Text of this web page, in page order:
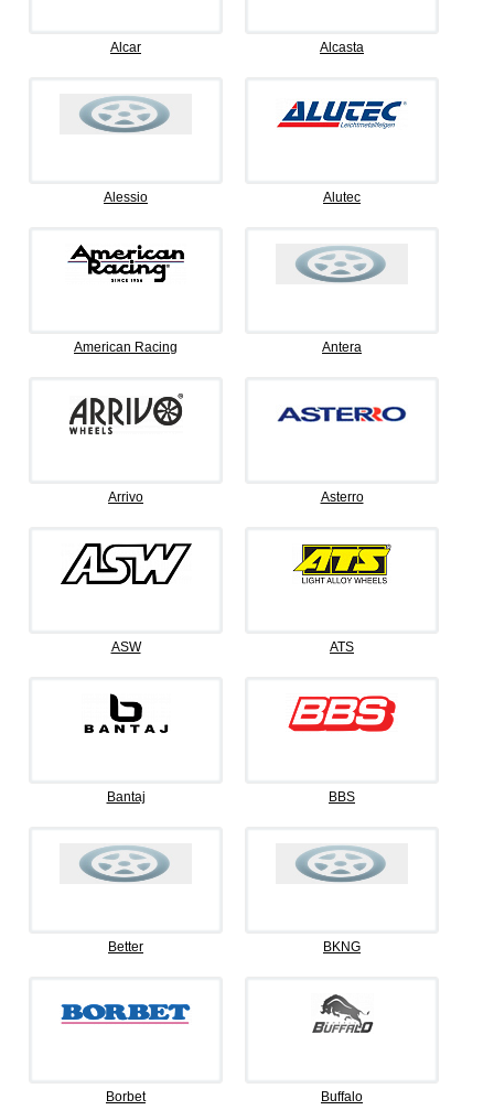
Alcar Alcasta
Alessio Alutec
American Racing Antera
Arrivo Asterro
ASW ATS
Bantaj BBS
Better BKNG
Borbet Buffalo